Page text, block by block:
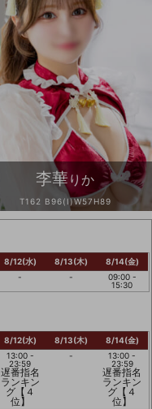
李華 りか
T162 B96(I)W57H89
8/12(水)
-
8/13(木)
-
8/14(金)
09:00 -
15:30
8/12(水)
13:00 -
23:59
遅番指名
ランキン
グ【４
位】
8/13(木)
-
8/14(金)
13:00 -
23:59
遅番指名
ランキン
グ【４
位】